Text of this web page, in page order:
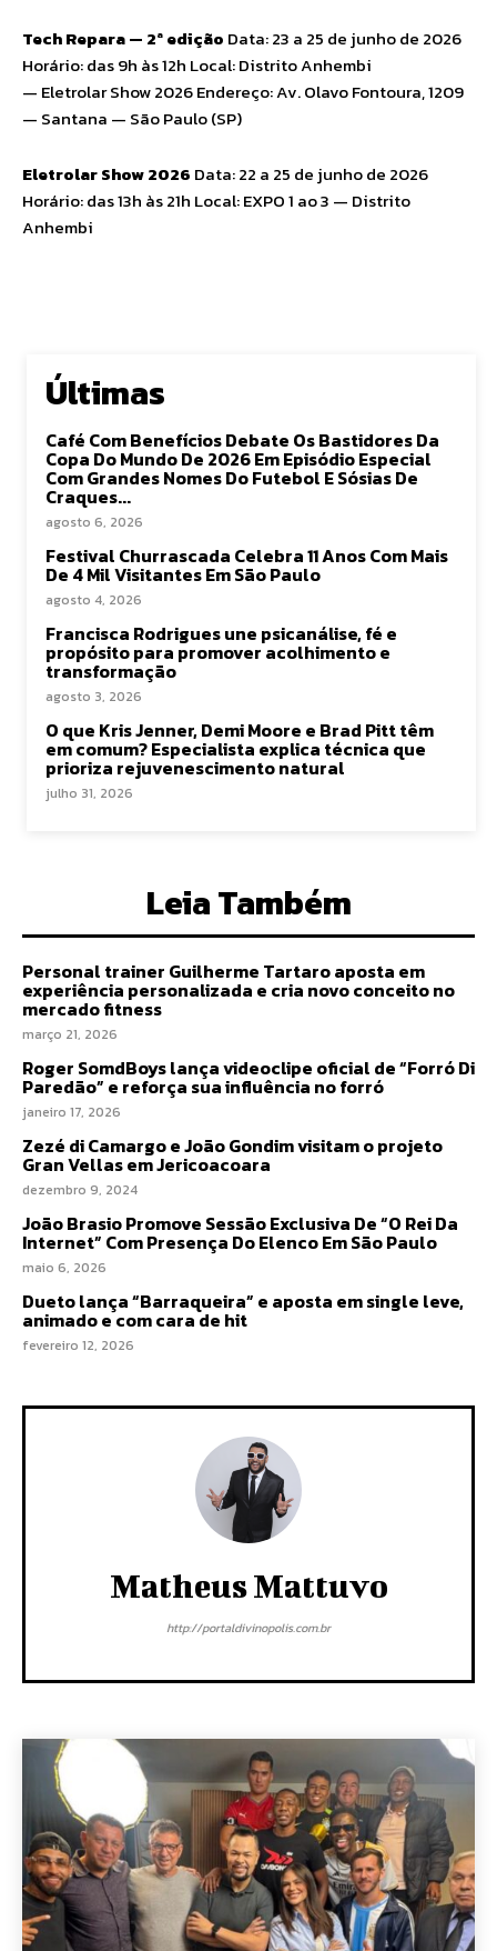
Tech Repara — 2ª edição Data: 23 a 25 de junho de 2026
Horário: das 9h às 12h Local: Distrito Anhembi
— Eletrolar Show 2026 Endereço: Av. Olavo Fontoura, 1209
— Santana — São Paulo (SP)
EletrolarShow 2026 Data: 22 a 25 de junho de 2026
Horário: das 13h às 21h Local: EXPO 1 ao 3 — Distrito
Anhembi
Últimas
Café Com Benefícios Debate Os Bastidores Da
Copa Do Mundo De 2026 Em Episódio Especial
Com Grandes Nomes Do Futebol E Sósias De
Craques...
agosto 6, 2026
Festival Churrascada Celebra 11 Anos Com Mais
De 4 Mil Visitantes Em São Paulo
agosto 4, 2026
Francisca Rodrigues une psicanálise, fé e
propósito para promover acolhimento e
transformação
agosto 3, 2026
O que Kris Jenner, Demi Moore e Brad Pitt têm
em comum? Especialista explica técnica que
prioriza rejuvenescimento natural
julho 31, 2026
Leia Também
Personal trainer Guilherme Tartaro aposta em
experiência personalizada e cria novo conceito no
mercado fitness
março 21, 2026
Roger SomdBoys lança videoclipe oficial de “Forró Di
Paredão” e reforça sua influência no forró
janeiro 17, 2026
Zezé di Camargo e João Gondim visitam o projeto
Gran Vellas em Jericoacoara
dezembro 9, 2024
João Brasio Promove Sessão Exclusiva De “O Rei Da
Internet” Com Presença Do Elenco Em São Paulo
maio 6, 2026
Dueto lança “Barraqueira” e aposta em single leve,
animado e com cara de hit
fevereiro 12, 2026
Matheus Mattuvo
http://portaldivinopolis.com.br